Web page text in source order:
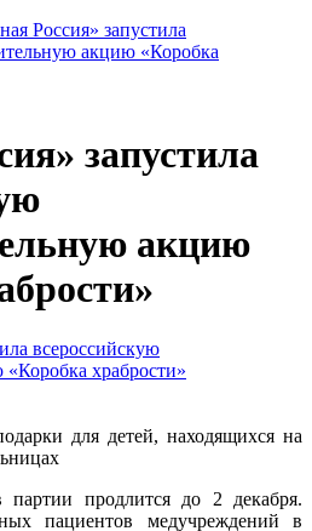
Россия» запустила
акцию «Коробка
запустила
акцию
для детей, находящихся на
партии продлится до 2 декабря.
пациентов медучреждений в